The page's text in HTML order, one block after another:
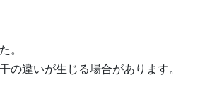
。
違いが生じる場合があります。